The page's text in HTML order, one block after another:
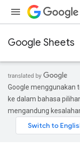
Google Sheets
Google menggunakan
ke dalam bahasa
mengandung